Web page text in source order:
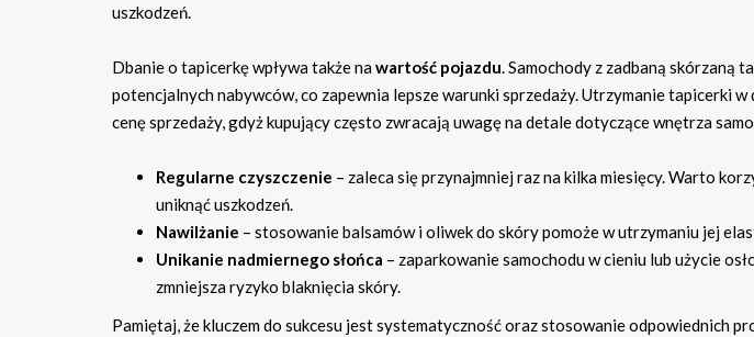
uszkodzeń.
Dbanie o tapicerkę wpływa także nawartość pojazdu. Samochody z zadbaną skórzaną
potencjalnych nabywców, co zapewnia lepsze warunki sprzedaży. Utrzymanie tapicerki
cenę sprzedaży, gdyż kupujący często zwracają uwagę na detale dotyczące wnętrza
Regularne czyszczenie – zaleca się przynajmniej raz na kilka miesięcy. Warto
uniknąć uszkodzeń.
Nawilżanie – stosowanie balsamów i oliwek do skóry pomoże w utrzymaniu jej
Unikanie nadmiernego słońca – zaparkowanie samochodu w cieniu lub użycie
zmniejsza ryzyko blaknięcia skóry.
Pamiętaj, że kluczem do sukcesu jest systematyczność oraz stosowanie odpowiednich